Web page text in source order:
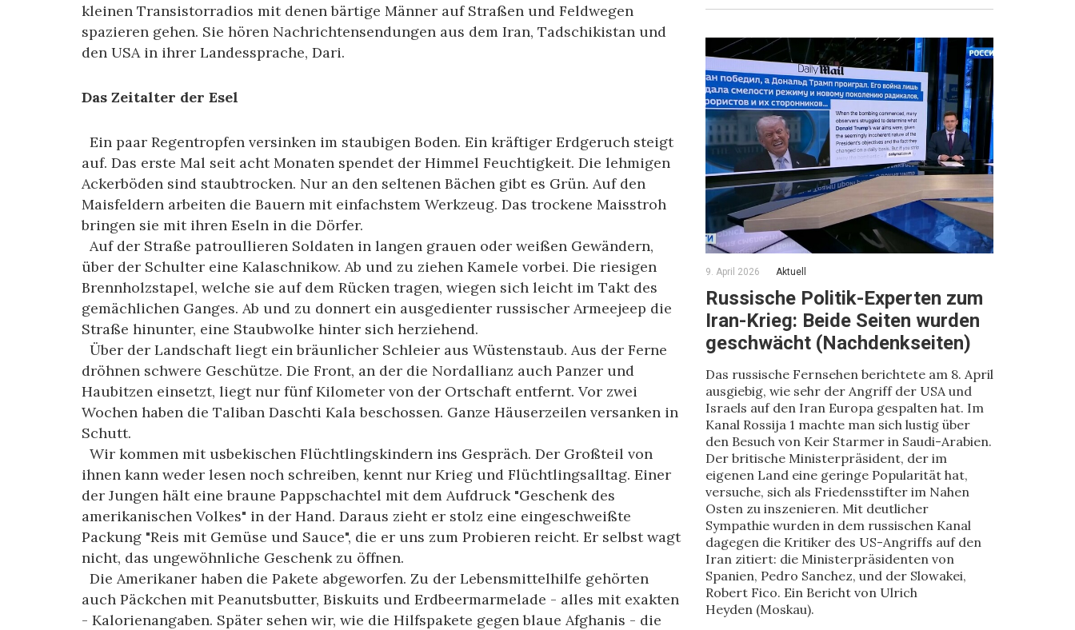
kleinen Transistorradios mit denen bärtige Männer auf Straßen und Feldwegen
spazieren gehen. Sie hören Nachrichtensendungen aus dem Iran, Tadschikistan und
den USA in ihrer Landessprache, Dari.
Das Zeitalter der Esel
Ein paar Regentropfen versinken im staubigen Boden. Ein kräftiger Erdgeruch steigt
auf. Das erste Mal seit acht Monaten spendet der Himmel Feuchtigkeit. Die lehmigen
Ackerböden sind staubtrocken. Nur an den seltenen Bächen gibt es Grün. Auf den
Maisfeldern arbeiten die Bauern mit einfachstem Werkzeug. Das trockene Maisstroh
bringen sie mit ihren Eseln in die Dörfer.
Auf der Straße patroullieren Soldaten in langen grauen oder weißen Gewändern,
über der Schulter eine Kalaschnikow. Ab und zu ziehen Kamele vorbei. Die riesigen
Brennholzstapel, welche sie auf dem Rücken tragen, wiegen sich leicht im Takt des
gemächlichen Ganges. Ab und zu donnert ein ausgedienter russischer Armeejeep die
Straße hinunter, eine Staubwolke hinter sich herziehend.
Über der Landschaft liegt ein bräunlicher Schleier aus Wüstenstaub. Aus der Ferne
dröhnen schwere Geschütze. Die Front, an der die Nordallianz auch Panzer und
Haubitzen einsetzt, liegt nur fünf Kilometer von der Ortschaft entfernt. Vor zwei
Wochen haben die Taliban Daschti Kala beschossen. Ganze Häuserzeilen versanken in
Schutt.
Wir kommen mit usbekischen Flüchtlingskindern ins Gespräch. Der Großteil von
ihnen kann weder lesen noch schreiben, kennt nur Krieg und Flüchtlingsalltag. Einer
der Jungen hält eine braune Pappschachtel mit dem Aufdruck "Geschenk des
amerikanischen Volkes" in der Hand. Daraus zieht er stolz eine eingeschweißte
Packung "Reis mit Gemüse und Sauce", die er uns zum Probieren reicht. Er selbst wagt
nicht, das ungewöhnliche Geschenk zu öffnen.
Die Amerikaner haben die Pakete abgeworfen. Zu der Lebensmittelhilfe gehörten
auch Päckchen mit Peanutsbutter, Biskuits und Erdbeermarmelade - alles mit exakten
- Kalorienangaben. Später sehen wir, wie die Hilfspakete gegen blaue Afghanis - die
9. April 2026 Aktuell
Russische Politik-Experten zum
Iran-Krieg: Beide Seiten wurden
geschwächt (Nachdenkseiten)
Das russische Fernsehen berichtete am 8. April
ausgiebig, wie sehr der Angriff der USA und
Israels auf den Iran Europa gespalten hat. Im
Kanal Rossija 1 machte man sich lustig über
den Besuch von Keir Starmer in Saudi-Arabien.
Der britische Ministerpräsident, der im
eigenen Land eine geringe Popularität hat,
versuche, sich als Friedensstifter im Nahen
Osten zu inszenieren. Mit deutlicher
Sympathie wurden in dem russischen Kanal
dagegen die Kritiker des US-Angriffs auf den
Iran zitiert: die Ministerpräsidenten von
Spanien, Pedro Sanchez, und der Slowakei,
Robert Fico. Ein Bericht von Ulrich
Heyden (Moskau).